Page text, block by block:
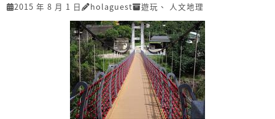
2015 年 8 月 1 日 holaguest 遊玩 、 人文地理